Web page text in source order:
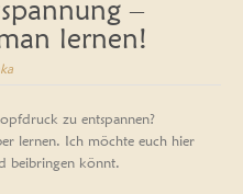
–
lernen!
zu entspannen?
lernen. Ich möchte euch hier
beibringen könnt.